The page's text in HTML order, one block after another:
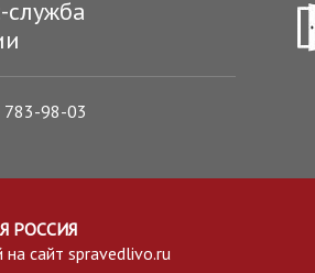
служба
783-98-03
РОССИЯ
на сайт spravedlivo.ru